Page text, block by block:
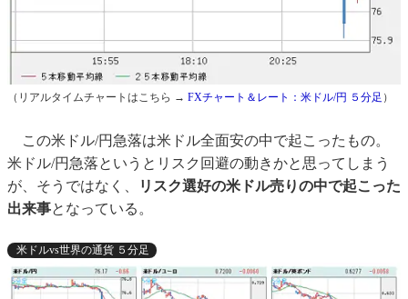
（リアルタイムチャートはこちら → FXチャート＆レート：米ドル/円 ５分足 ）
この米ドル/円急落は米ドル全面安の中で起こったもの。
米ドル/円急落というとリスク回避の動きかと思ってしまう
が、そうではなく、
リスク選好の米ドル売りの中で起こった
出来事となっている。
米ドルvs世界の通貨 ５分足